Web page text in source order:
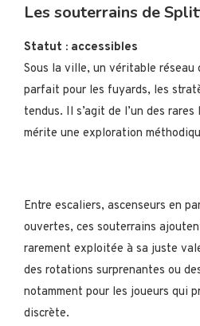
Les souterrains de
Statut : accessibles
Sous la ville, un véritable réseau
parfait pour les fuyards, les
tendus. Il s’agit de l’un des
mérite une exploration
Entre escaliers, ascenseurs en
ouvertes, ces souterrains
rarement exploitée à sa juste
des rotations surprenantes ou
notamment pour les joueurs qui
discrète.